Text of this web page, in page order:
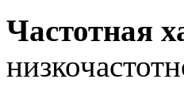
Частотная